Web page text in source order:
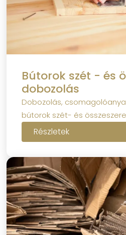
Bútorok szét - és
dobozolás
Dobozolás,
bútorok szét- és
Részletek